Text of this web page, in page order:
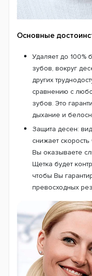
Основные
Удаляет до 100%
зубов, вокруг
других
сравнению с
зубов. Это
дыхание и
Защита десен:
снижает
Вы оказываете
Щетка будет
чтобы Вы
превосходных